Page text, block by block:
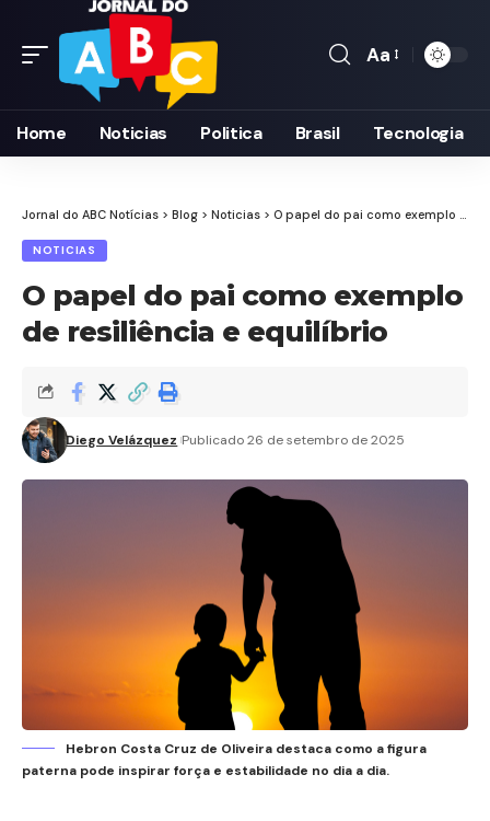
Font
Aa
Home Noticias Politica Brasil Tecnologia
Jornal do ABC Notícias > Blog > Noticias > O papel do pai como exemplo de resiliência e equilíbrio
NOTICIAS
O papel do pai como exemplo
de resiliência e equilíbrio
Diego Velázquez Publicado 26 de setembro de 2025
Hebron Costa Cruz de Oliveira destaca como a figura
paterna pode inspirar força e estabilidade no dia a dia.